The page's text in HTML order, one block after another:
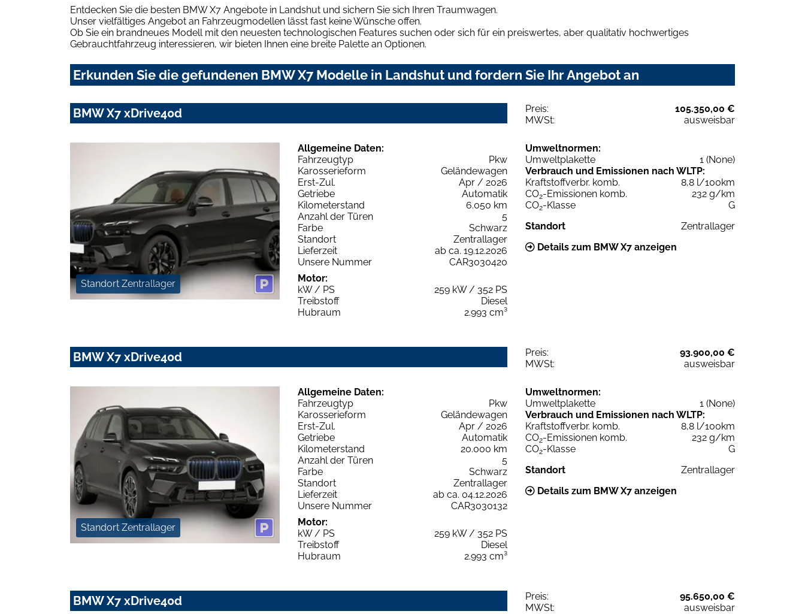
Entdecken Sie die besten BMW X7 Angebote in Landshut und sichern Sie sich Ihren Traumwagen.
Unser vielfältiges Angebot an Fahrzeugmodellen lässt fast keine Wünsche offen.
Ob Sie ein brandneues Modell mit den neuesten technologischen Features suchen oder sich für ein preiswertes, aber qualitativ hochwertiges
Gebrauchtfahrzeug interessieren, wir bieten Ihnen eine breite Palette an Optionen.
Erkunden Sie die gefundenen BMW X7 Modelle in Landshut und fordern Sie Ihr Angebot an
BMW X7 xDrive40d Preis:
105.350,00 €
MWSt:
ausweisbar
Standort Zentrallager
Allgemeine Daten:
Fahrzeugtyp
Pkw
Karosserieform
Geländewagen
Erst-Zul.
Apr / 2026
Getriebe
Automatik
Kilometerstand
6.050 km
Anzahl der Türen
5
Farbe
Schwarz
Standort
Zentrallager
Lieferzeit
ab ca. 19.12.2026
Unsere Nummer
CAR3030420
Motor:
kW / PS
259 kW / 352 PS
Treibstoff
Diesel
Hubraum
2.993 cm³
Umweltnormen:
Umweltplakette
1 (None)
Verbrauch und Emissionen nach WLTP:
Kraftstoffverbr. komb.
8,8 l/100km
CO2-Emissionen komb.
232 g/km
CO2-Klasse
G
Standort
Zentrallager
Details zum BMW X7 anzeigen
BMW X7 xDrive40d Preis:
93.900,00 €
MWSt:
ausweisbar
Standort Zentrallager
Allgemeine Daten:
Fahrzeugtyp
Pkw
Karosserieform
Geländewagen
Erst-Zul.
Apr / 2026
Getriebe
Automatik
Kilometerstand
20.000 km
Anzahl der Türen
5
Farbe
Schwarz
Standort
Zentrallager
Lieferzeit
ab ca. 04.12.2026
Unsere Nummer
CAR3030132
Motor:
kW / PS
259 kW / 352 PS
Treibstoff
Diesel
Hubraum
2.993 cm³
Umweltnormen:
Umweltplakette
1 (None)
Verbrauch und Emissionen nach WLTP:
Kraftstoffverbr. komb.
8,8 l/100km
CO2-Emissionen komb.
232 g/km
CO2-Klasse
G
Standort
Zentrallager
Details zum BMW X7 anzeigen
BMW X7 xDrive40d Preis:
95.650,00 €
MWSt:
ausweisbar